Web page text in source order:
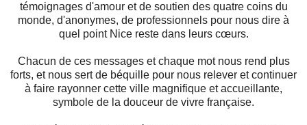
témoignages d'amour et de soutien des quatre coins du
monde, d'anonymes, de professionnels pour nous dire à
quel point Nice reste dans leurs cœurs.
Chacun de ces messages et chaque mot nous rend plus
forts, et nous sert de béquille pour nous relever et continuer
à faire rayonner cette ville magnifique et accueillante,
symbole de la douceur de vivre française.